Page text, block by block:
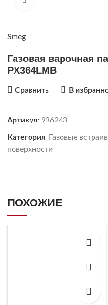
Smeg
Газовая варочная
PX364LMB
Сравнить В
Артикул: 936243
Категория: Газовые
поверхности
ПОХОЖИЕ